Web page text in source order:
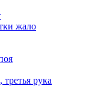
жало
рука